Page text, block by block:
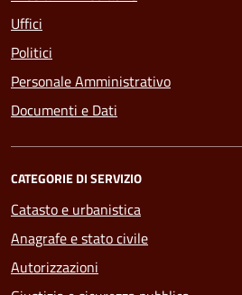
Uffici
Politici
Personale Amministrativo
Documenti e Dati
CATEGORIE DI SERVIZIO
Catasto e urbanistica
Anagrafe e stato civile
Autorizzazioni